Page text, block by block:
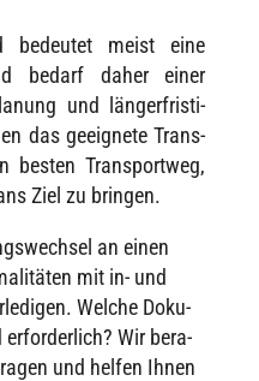
bedeu­tet meist eine
bedarf daher einer
und länger­fris­ti­
das geeig­nete Trans­
besten Trans­port­weg,
Ziel zu bringen.
an einen
mit in- und
Welche Doku­
erfor­der­lich? Wir bera­
und helfen Ihnen